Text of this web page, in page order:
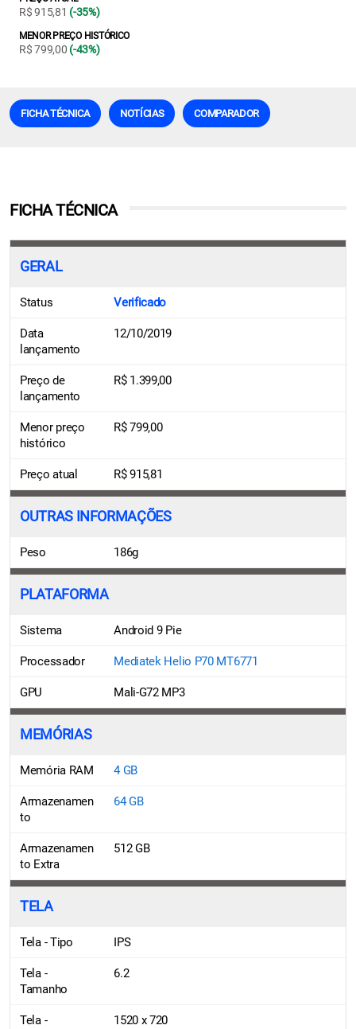
R$ 915,81 (-35%)
MENOR PREÇO HISTÓRICO
R$ 799,00 (-43%)
FICHA TÉCNICA NOTÍCIAS COMPARADOR
FICHA TÉCNICA
GERAL
Status Verificado
Data
lançamento
12/10/2019
Preço de
lançamento
R$ 1.399,00
Menor preço
histórico
R$ 799,00
Preço atual R$ 915,81
OUTRAS INFORMAÇÕES
Peso 186g
PLATAFORMA
Sistema Android 9 Pie
Processador Mediatek Helio P70 MT6771
GPU Mali-G72 MP3
MEMÓRIAS
Memória RAM 4 GB
Armazenamen
to
64 GB
Armazenamen
to Extra
512 GB
TELA
Tela - Tipo IPS
Tela -
Tamanho
6.2
Tela -
1520 x 720